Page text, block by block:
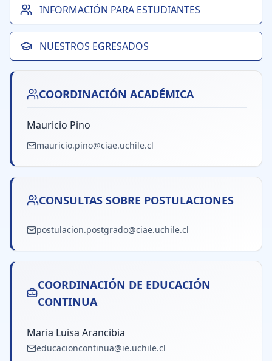
INFORMACIÓN PARA ESTUDIANTES
NUESTROS EGRESADOS
COORDINACIÓN ACADÉMICA
Mauricio Pino
mauricio.pino@ciae.uchile.cl
CONSULTAS SOBRE POSTULACIONES
postulacion.postgrado@ciae.uchile.cl
COORDINACIÓN DE EDUCACIÓN
CONTINUA
Maria Luisa Arancibia
educacioncontinua@ie.uchile.cl